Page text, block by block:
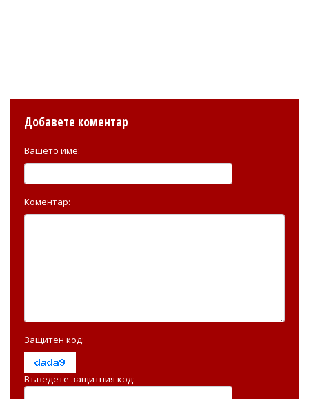
Добавете коментар
Вашето име:
Коментар:
Защитен код:
Въведете защитния код: